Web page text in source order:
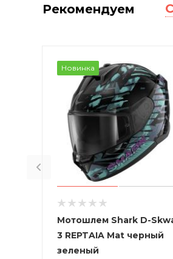
Рекомендуем
Новинка
Мотошлем Shark D-
3 REPTAIA Mat черный
зеленый